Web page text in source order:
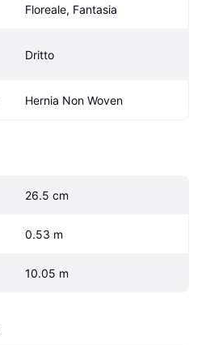
Floreale, Fantasia
Dritto
Hernia Non Woven
26.5 cm
0.53 m
10.05 m